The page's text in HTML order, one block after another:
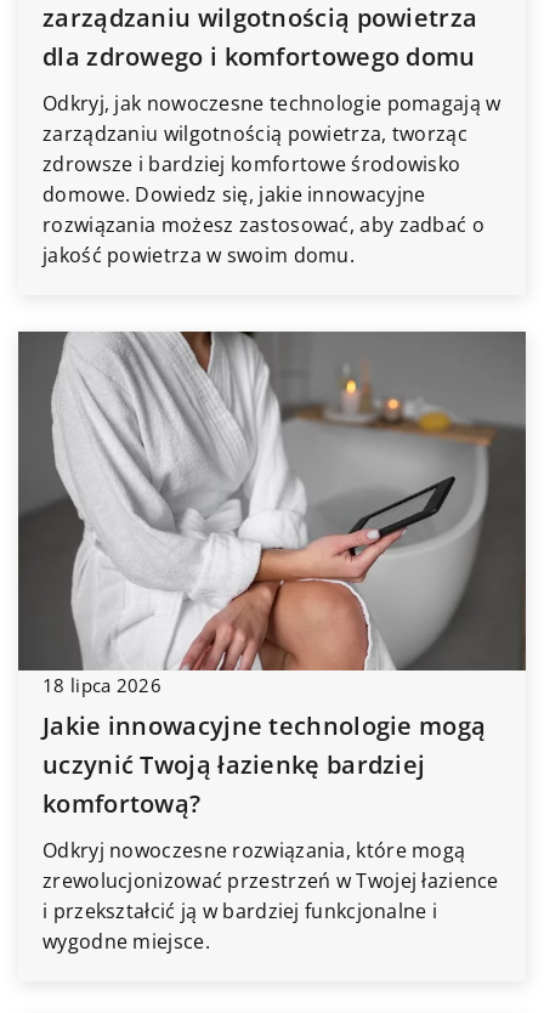
zarządzaniu wilgotnością powietrza
dla zdrowego i komfortowego domu
Odkryj, jak nowoczesne technologie pomagają w
zarządzaniu wilgotnością powietrza, tworząc
zdrowsze i bardziej komfortowe środowisko
domowe. Dowiedz się, jakie innowacyjne
rozwiązania możesz zastosować, aby zadbać o
jakość powietrza w swoim domu.
18 lipca 2026
Jakie innowacyjne technologie mogą
uczynić Twoją łazienkę bardziej
komfortową?
Odkryj nowoczesne rozwiązania, które mogą
zrewolucjonizować przestrzeń w Twojej łazience
i przekształcić ją w bardziej funkcjonalne i
wygodne miejsce.